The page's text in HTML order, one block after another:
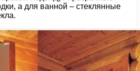
а для ванной – стеклянные